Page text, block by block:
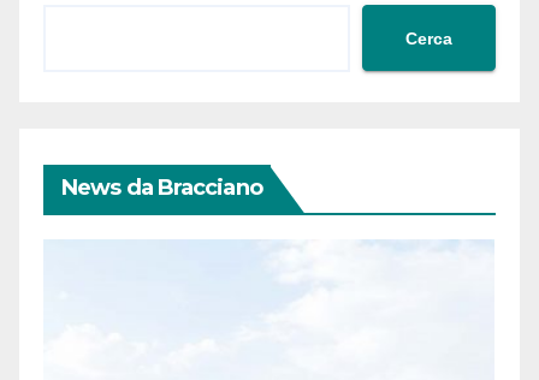
Cerca
News da Bracciano